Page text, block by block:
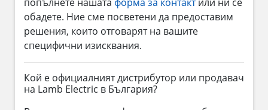
обадете. Ние сме посветени да предоставим
решения, които отговарят на вашите
специфични изисквания.
Кой е официалният дистрибутор или продавач
на Lamb Electric в България?